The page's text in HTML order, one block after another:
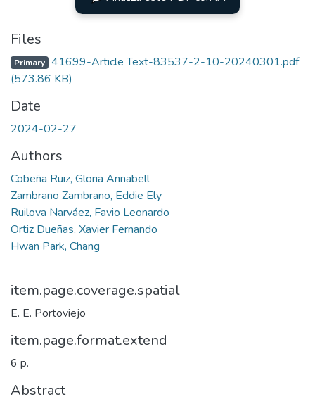
Files
Primary 41699-Article Text-83537-2-10-20240301.pdf
(573.86 KB)
Date
2024-02-27
Authors
Cobeña Ruiz, Gloria Annabell
Zambrano Zambrano, Eddie Ely
Ruilova Narváez, Favio Leonardo
Ortiz Dueñas, Xavier Fernando
Hwan Park, Chang
item.page.coverage.spatial
E. E. Portoviejo
item.page.format.extend
6 p.
Abstract